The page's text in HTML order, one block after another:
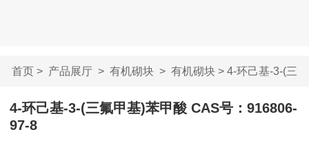
首页> 产品展厅> 有机砌块> 有机砌块> 4-环己基-3-(三
氟甲基)苯甲酸 ...
4-环己基-3-(三氟甲基)苯甲酸 CAS号：916806-
97-8